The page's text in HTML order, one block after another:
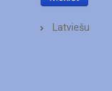
Latviešu